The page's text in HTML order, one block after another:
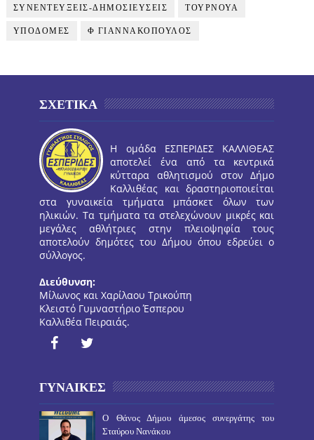
ΣΥΝΕΝΤΕΥΞΕΙΣ-ΔΗΜΟΣΙΕΥΣΕΙΣ ΤΟΥΡΝΟΥΑ
ΥΠΟΔΟΜΕΣ Φ ΓΙΑΝΝΑΚΟΠΟΥΛΟΣ
ΣΧΕΤΙΚΑ
Η ομάδα ΕΣΠΕΡΙΔΕΣ ΚΑΛΛΙΘΕΑΣ
αποτελεί ένα από τα κεντρικά
κύτταρα αθλητισμού στον Δήμο
Καλλιθέας και δραστηριοποιείται
στα γυναικεία τμήματα μπάσκετ όλων των
ηλικιών. Τα τμήματα τα στελεχώνουν μικρές και
μεγάλες αθλήτριες στην πλειοψηφία τους
αποτελούν δημότες του Δήμου όπου εδρεύει ο
σύλλογος.
Διεύθυνση:
Μίλωνος και Χαρίλαου Τρικούπη
Κλειστό Γυμναστήριο Έσπερου
Καλλιθέα Πειραιάς.
ΓΥΝΑΙΚΕΣ
O Θάνος Δήμου άμεσος συνεργάτης του
Σταύρου Νανάκου